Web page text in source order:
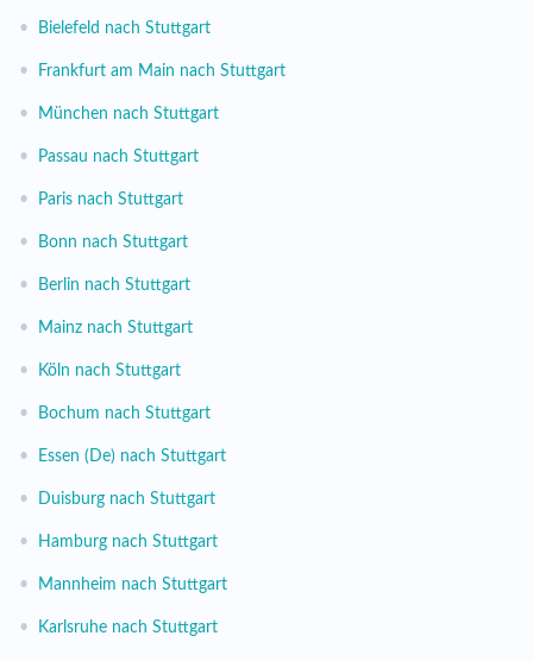
• Bielefeld nach Stuttgart
• Frankfurt am Main nach Stuttgart
• München nach Stuttgart
• Passau nach Stuttgart
• Paris nach Stuttgart
• Bonn nach Stuttgart
• Berlin nach Stuttgart
• Mainz nach Stuttgart
• Köln nach Stuttgart
• Bochum nach Stuttgart
• Essen (De) nach Stuttgart
• Duisburg nach Stuttgart
• Hamburg nach Stuttgart
• Mannheim nach Stuttgart
• Karlsruhe nach Stuttgart